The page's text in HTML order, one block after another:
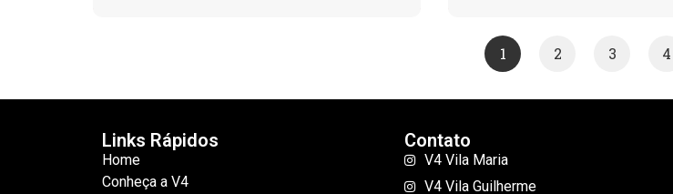
1 2 3 4
Links Rápidos
Home
Conheça a V4
Contato
V4 Vila Maria
V4 Vila Guilherme